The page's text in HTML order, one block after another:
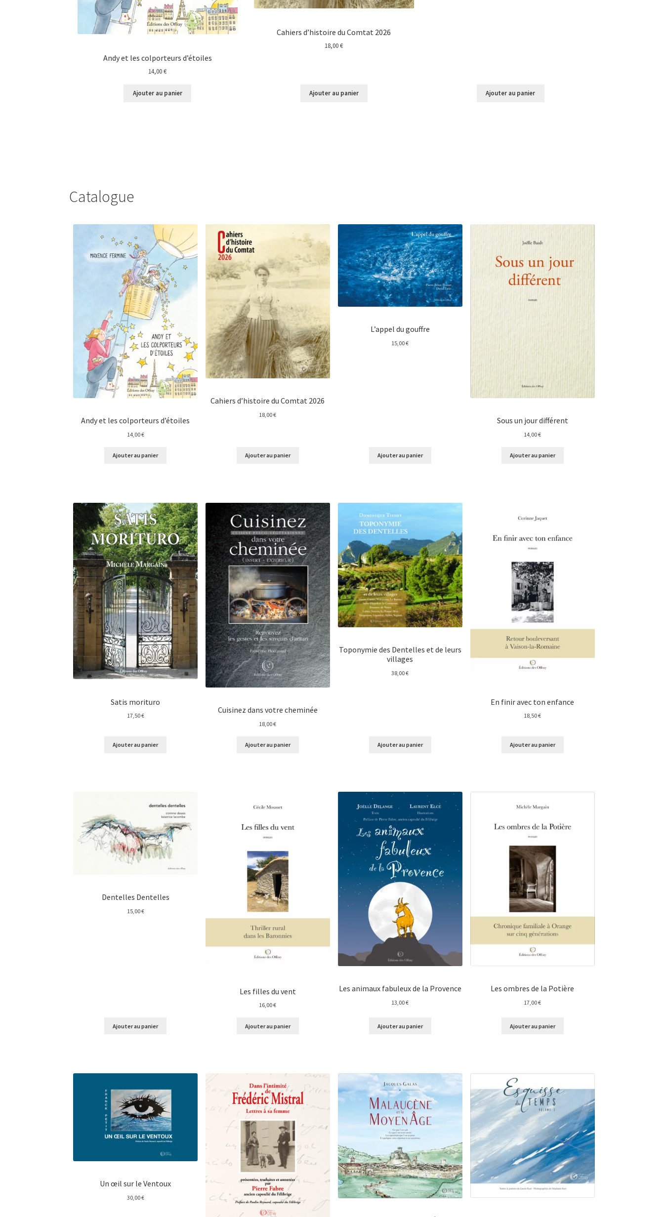
Andy et les colporteurs d’étoiles
14,00€
Ajouter au panier
Cahiers d’histoire du Comtat 2026
18,00€
Ajouter au panier Ajouter au panier
Catalogue
Andy et les colporteurs d’étoiles
14,00€
Ajouter au panier
Cahiers d’histoire du Comtat 2026
18,00€
Ajouter au panier
L’appel du gouffre
15,00€
Ajouter au panier
Sous un jour différent
14,00€
Ajouter au panier
Satis morituro
17,50€
Ajouter au panier
Cuisinez dans votre cheminée
18,00€
Ajouter au panier
Toponymie des Dentelles et de leurs
villages
38,00€
Ajouter au panier
En finir avec ton enfance
18,50€
Ajouter au panier
Dentelles Dentelles
15,00€
Ajouter au panier
Les filles du vent
16,00€
Ajouter au panier
Les animaux fabuleux de la Provence
13,00€
Ajouter au panier
Les ombres de la Potière
17,00€
Ajouter au panier
Un œil sur le Ventoux
30,00€